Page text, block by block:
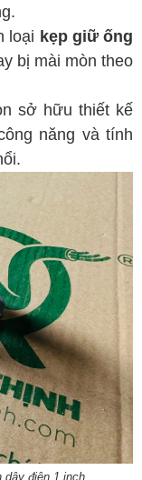
loại kẹp giữ ống
bị mài mòn theo
sở hữu thiết kế
năng và tính
dây điện 1 inch